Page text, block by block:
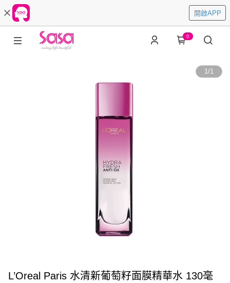
開啟APP
0
1/1
L’Oreal Paris 水清新葡萄籽面膜精華水 130毫